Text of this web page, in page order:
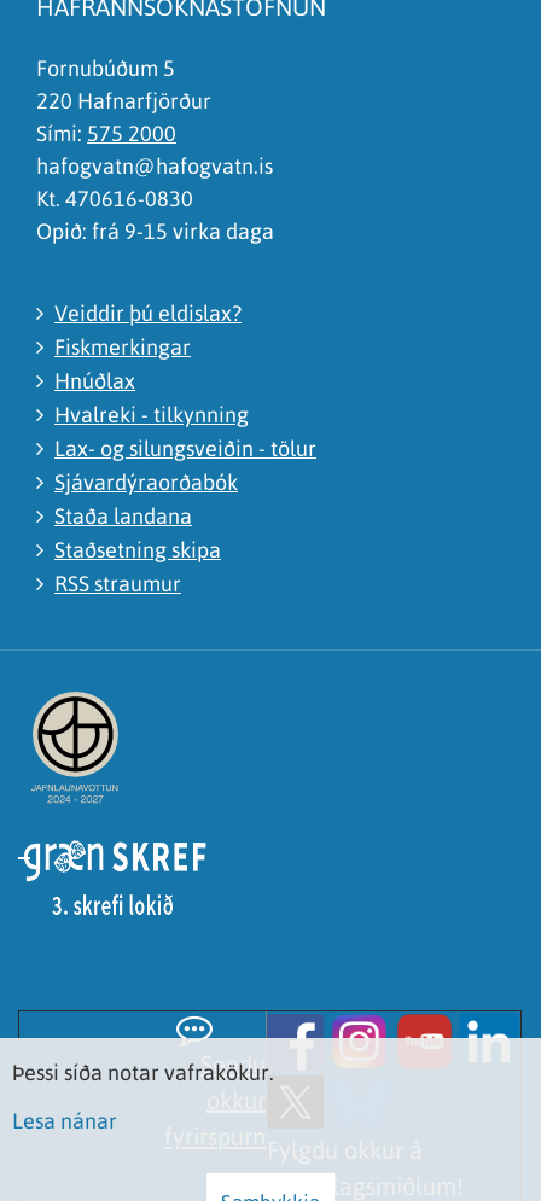
Það er of mikið efni á síðunni
Ég skil ekki efnið, finnst það of flókið
HAFRANNSÓKNASTOFNUN
Fornubúðum 5
220 Hafnarfjörður
Sími: 575 2000
hafogvatn@hafogvatn.is
Kt. 470616-0830
Opið: frá 9-15 virka daga
Veiddir þú eldislax?
Fiskmerkingar
Hnúðlax
Hvalreki - tilkynning
Lax- og silungsveiðin - tölur
Sjávardýraorðabók
Staða landana
Staðsetning skipa
RSS straumur
Sendu
Þessi síða notar vafrakökur.
Lesa nánar